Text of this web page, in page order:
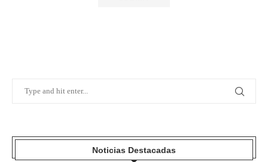
Noticias Destacadas